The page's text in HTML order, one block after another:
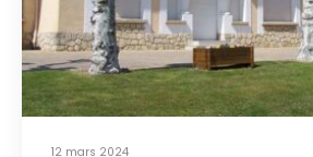
12 mars 2024